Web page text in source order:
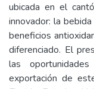
ubicada en el
innovador: la
beneficios
diferenciado. El
las
exportación de